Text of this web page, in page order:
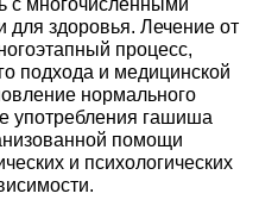
с многочисленными
для здоровья. Лечение от
процесс,
подхода и медицинской
нормального
употребления гашиша
помощи
и психологических